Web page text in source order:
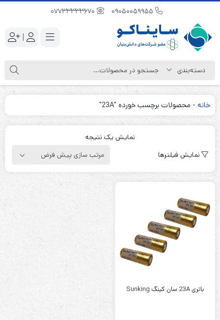
|
خانه - محصولات برچسب خورده "23A"
نمایش یک نتیجه
نمایش فیلترها
باتری 23A سان کینگ Sunking